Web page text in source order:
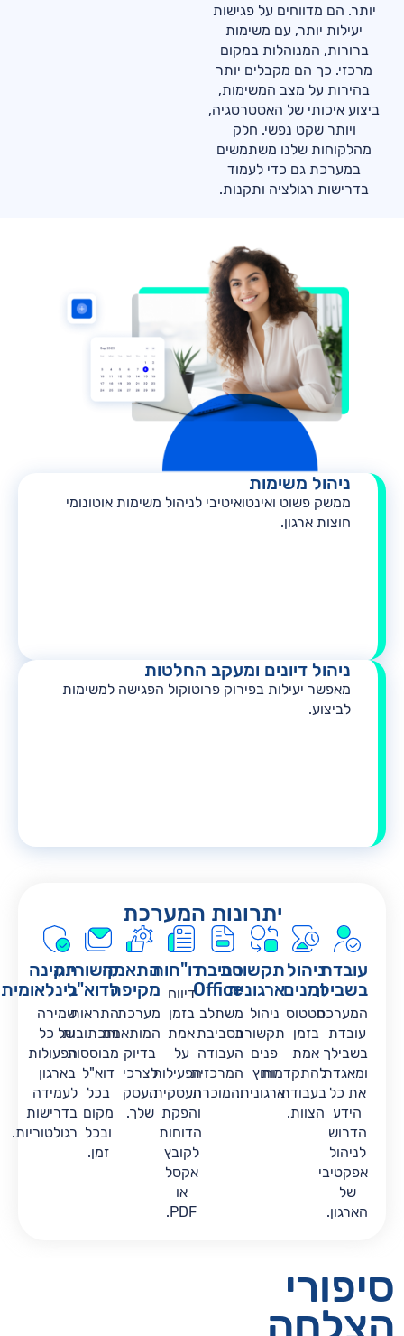
יותר. הם מדווחים על פגישות
יעילות יותר, עם משימות
ברורות, המנוהלות במקום
מרכזי. כך הם מקבלים יותר
בהירות על מצב המשימות,
ביצוע איכותי של האסטרטגיה,
ויותר שקט נפשי. חלק
מהלקוחות שלנו משתמשים
במערכת גם כדי לעמוד
בדרישות רגולציה ותקנות.
ניהול משימות
ממשק פשוט ואינטואיטיבי לניהול משימות אוטונומי
חוצות ארגון.
ניהול דיונים ומעקב החלטות
מאפשר יעילות בפירוק פרוטוקול הפגישה למשימות
לביצוע.
יתרונות המערכת
עובדת
בשבילך
המערכת
עובדת
בשבילך
ומאגדת
את כל
הידע
הדרוש
לניהול
אפקטיבי
של
הארגון.
ניהול
זמנים
סטטוס
בזמן
אמת
להתקדמות
בעבודת
הצוות.
תקשורת
ארגונית
ניהול
תקשורת
פנים
וחוץ
ארגונית.
סביבת
Office
משתלב
בסביבת
העבודה
המרכזית
והמוכרת.
דו"חות
דיווח
בזמן
אמת
על
הפעילות
העסקית.
והפקת
הדוחות
לקובץ
אקסל
או
PDF.
התאמה
מקיפה
מערכת
המותאמת
בדיוק
לצרכי
העסק
שלך.
קישוריות
לדוא"ל
התראות
ותכתובות
מבוססות
דוא"ל
בכל
מקום
ובכל
זמן.
תקינה
בינלאומית
שמירה
של כל
הפעולות
בארגון
לעמידה
בדרישות
רגולטוריות.
סיפורי